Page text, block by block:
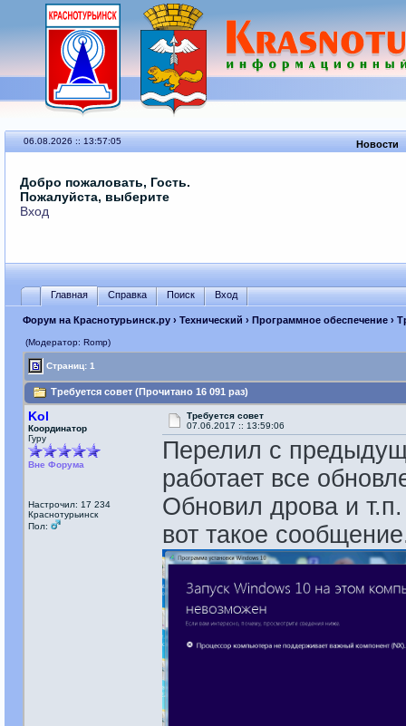
06.08.2026 :: 13:57:05 Новости
Добро пожаловать, Гость.
Пожалуйста, выберите
Вход
Главная Справка Поиск Вход
Форум на Краснотурьинск.ру› Технический › Программное обеспечение›
(Модератор: Romp)
Страниц: 1
Требуется совет (Прочитано 16 091 раз)
Kol
Координатор
Гуру
Вне Форума
Настрочил: 17 234
Краснотурьинск
Пол:
Требуется совет
07.06.2017 :: 13:59:06
Перелил с
работает все
Обновил дрова и
вот такое